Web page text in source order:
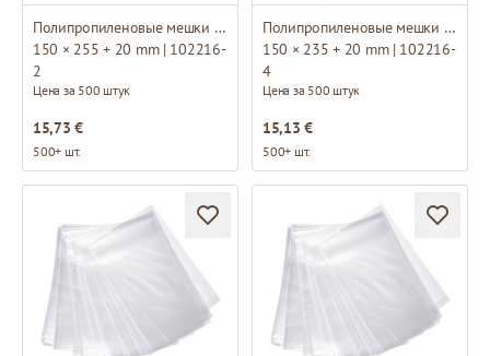
Полипропиленовые мешки с основанием
150 × 255 + 20 mm | 102216-
2
Цена за 500 штук
15,73 €
500+ шт.
Полипропиленовые мешки с основанием
150 × 235 + 20 mm | 102216-
4
Цена за 500 штук
15,13 €
500+ шт.